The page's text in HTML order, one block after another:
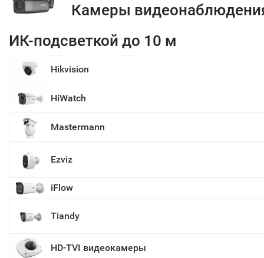
Камеры
ИК-подсветкой до 10 м
Hikvision
HiWatch
Mastermann
Ezviz
iFlow
Tiandy
HD-TVI видеокамеры